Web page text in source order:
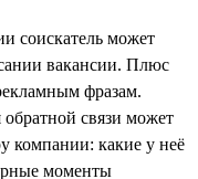
соискатель может
вакансии. Плюс
фразам.
обратной связи может
компании: какие у неё
моменты